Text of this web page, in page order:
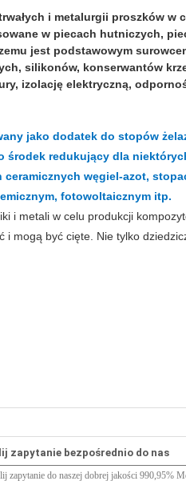
i metalurgii proszków w
w piecach hutniczych,
jest podstawowym
silikonów, konserwantów
izolację elektryczną,
jako dodatek do stopów
środek redukujący dla
węgiel-azot,
fotowoltaicznym itp.
i metali w celu produkcji
mogą być cięte. Nie tylko
zapytanie bezpośrednio do nas